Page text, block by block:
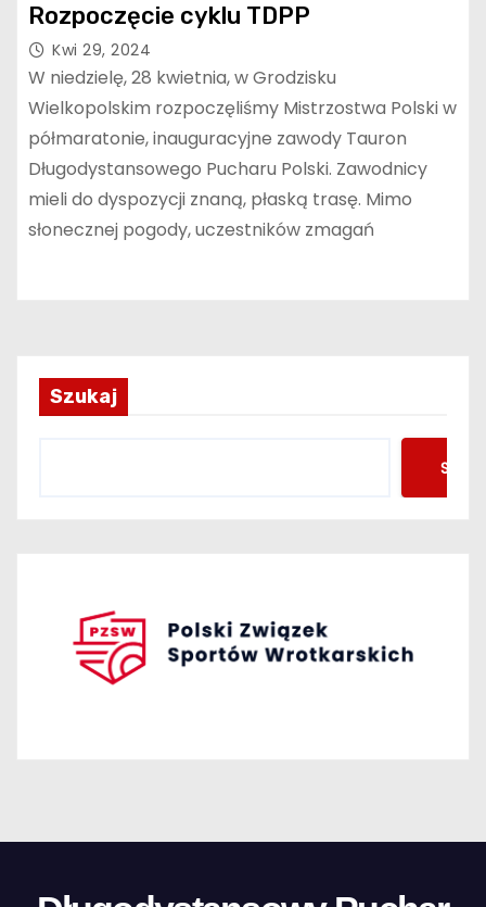
Rozpoczęcie cyklu TDPP
Kwi 29, 2024
W niedzielę, 28 kwietnia, w Grodzisku
Wielkopolskim rozpoczęliśmy Mistrzostwa Polski w
półmaratonie, inauguracyjne zawody Tauron
Długodystansowego Pucharu Polski. Zawodnicy
mieli do dyspozycji znaną, płaską trasę. Mimo
słonecznej pogody, uczestników zmagań
Szukaj
Szukaj